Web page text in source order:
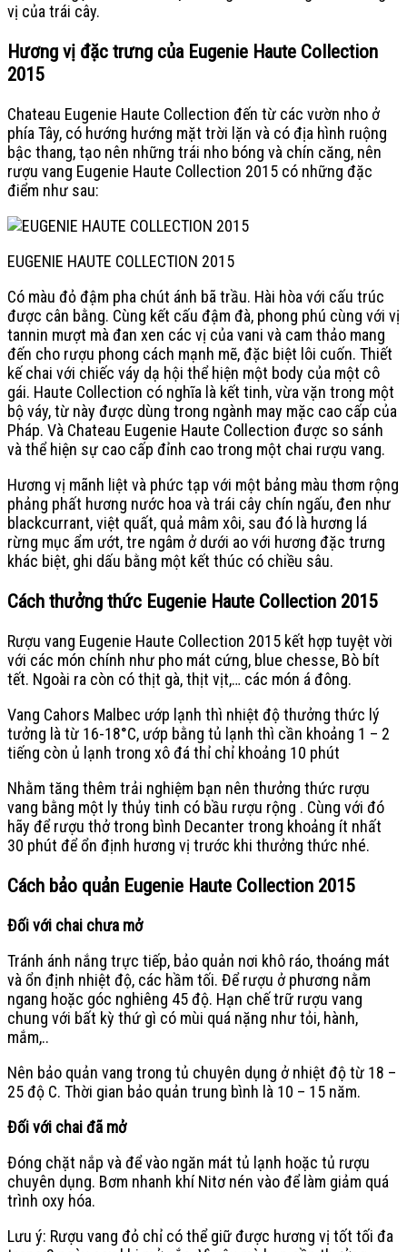
vị của trái cây.
Hương vị đặc trưng của Eugenie Haute Collection
2015
Chateau Eugenie Haute Collection đến từ các vườn nho ở
phía Tây, có hướng hướng mặt trời lặn và có địa hình ruộng
bậc thang, tạo nên những trái nho bóng và chín căng, nên
rượu vang Eugenie Haute Collection 2015 có những đặc
điểm như sau:
EUGENIE HAUTE COLLECTION 2015
Có màu đỏ đậm pha chút ánh bã trầu. Hài hòa với cấu trúc
được cân bằng. Cùng kết cấu đậm đà, phong phú cùng với vị
tannin mượt mà đan xen các vị của vani và cam thảo mang
đến cho rượu phong cách mạnh mẽ, đặc biệt lôi cuốn. Thiết
kế chai với chiếc váy dạ hội thể hiện một body của một cô
gái. Haute Collection có nghĩa là kết tinh, vừa vặn trong một
bộ váy, từ này được dùng trong ngành may mặc cao cấp của
Pháp. Và Chateau Eugenie Haute Collection được so sánh
và thể hiện sự cao cấp đỉnh cao trong một chai rượu vang.
Hương vị mãnh liệt và phức tạp với một bảng màu thơm rộng
phảng phất hương nước hoa và trái cây chín ngấu, đen như
blackcurrant, việt quất, quả mâm xôi, sau đó là hương lá
rừng mục ẩm ướt, tre ngâm ở dưới ao với hương đặc trưng
khác biệt, ghi dấu bằng một kết thúc có chiều sâu.
Cách thưởng thức Eugenie Haute Collection 2015
Rượu vang Eugenie Haute Collection 2015 kết hợp tuyệt vời
với các món chính như pho mát cứng, blue chesse, Bò bít
tết. Ngoài ra còn có thịt gà, thịt vịt,… các món á đông.
Vang Cahors Malbec ướp lạnh thì nhiệt độ thưởng thức lý
tưởng là từ 16-18°C, ướp bằng tủ lạnh thì cần khoảng 1 – 2
tiếng còn ủ lạnh trong xô đá thỉ chỉ khoảng 10 phút
Nhằm tăng thêm trải nghiệm bạn nên thưởng thức rượu
vang bằng một ly thủy tinh có bầu rượu rộng . Cùng với đó
hãy để rượu thở trong bình Decanter trong khoảng ít nhất
30 phút để ổn định hương vị trước khi thưởng thức nhé.
Cách bảo quản Eugenie Haute Collection 2015
Đối với chai chưa mở
Tránh ánh nắng trực tiếp, bảo quản nơi khô ráo, thoáng mát
và ổn định nhiệt độ, các hầm tối. Để rượu ở phương nằm
ngang hoặc góc nghiêng 45 độ. Hạn chế trữ rượu vang
chung với bất kỳ thứ gì có mùi quá nặng như tỏi, hành,
mắm,..
Nên bảo quản vang trong tủ chuyên dụng ở nhiệt độ từ 18 –
25 độ C. Thời gian bảo quản trung bình là 10 – 15 năm.
Đối với chai đã mở
Đóng chặt nắp và để vào ngăn mát tủ lạnh hoặc tủ rượu
chuyên dụng. Bơm nhanh khí Nitơ nén vào để làm giảm quá
trình oxy hóa.
Lưu ý: Rượu vang đỏ chỉ có thể giữ được hương vị tốt tối đa